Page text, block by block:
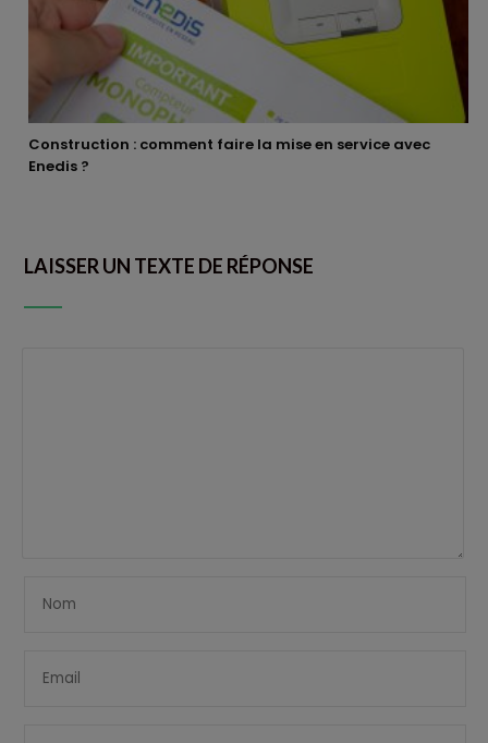
Construction : comment faire la mise en service avec
Enedis ?
LAISSER UN TEXTE DE RÉPONSE